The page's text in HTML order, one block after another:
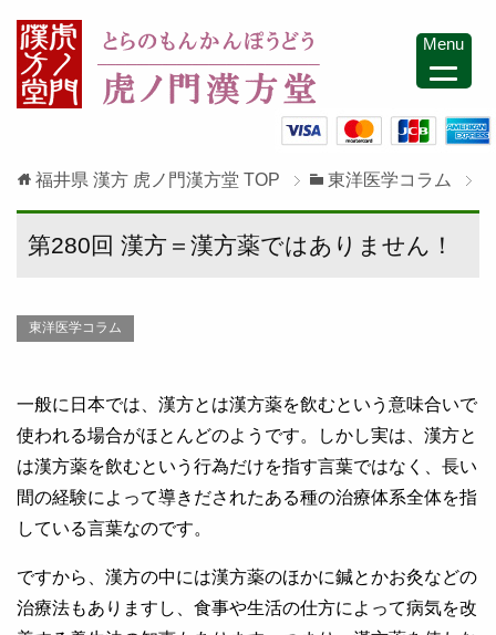
福井県 漢方 虎ノ門漢方堂 TOP 東洋医学コラム
第280回 漢方＝漢方薬ではありません！
東洋医学コラム
一般に日本では、漢方とは漢方薬を飲むという意味合いで
使われる場合がほとんどのようです。しかし実は、漢方と
は漢方薬を飲むという行為だけを指す言葉ではなく、長い
間の経験によって導きだされたある種の治療体系全体を指
している言葉なのです。
ですから、漢方の中には漢方薬のほかに鍼とかお灸などの
治療法もありますし、食事や生活の仕方によって病気を改
Menu